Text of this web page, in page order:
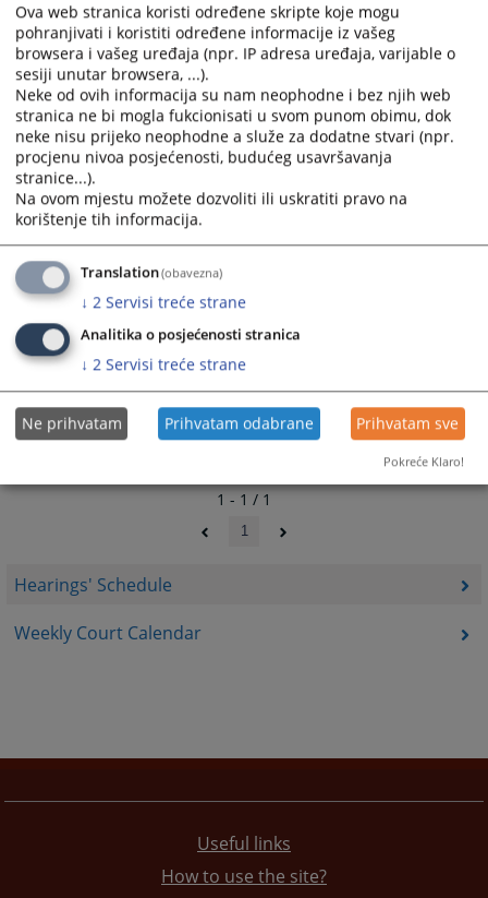
Hearings' Schedule
Weekly Court Calendar
1 - 1 / 1
1
Useful links
How to use the site?
Ova web stranica koristi određene skripte koje mogu
pohranjivati i koristiti određene informacije iz vašeg
browsera i vašeg uređaja (npr. IP adresa uređaja, varijable o
sesiji unutar browsera, ...).
Neke od ovih informacija su nam neophodne i bez njih web
stranica ne bi mogla fukcionisati u svom punom obimu, dok
neke nisu prijeko neophodne a služe za dodatne stvari (npr.
procjenu nivoa posjećenosti, budućeg usavršavanja
stranice...).
Na ovom mjestu možete dozvoliti ili uskratiti pravo na
korištenje tih informacija.
Translation(obavezna)
↓ 2 Servisi treće strane
Analitika o posjećenosti stranica
↓ 2 Servisi treće strane
Ne prihvatam Prihvatam odabrane Prihvatam sve
Pokreće Klaro!